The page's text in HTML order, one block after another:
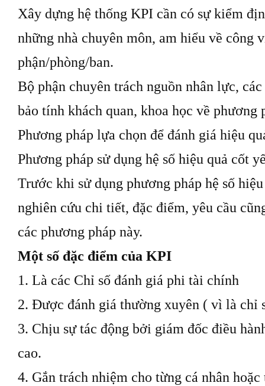
Xây dựng hệ thống KPI cần có sự kiểm
những nhà chuyên môn, am hiểu về công
phận/phòng/ban.
Bộ phận chuyên trách nguồn nhân lực,
bảo tính khách quan, khoa học về phương
Phương pháp lựa chọn để đánh giá hiệu
Phương pháp sử dụng hệ số hiệu quả cốt
Trước khi sử dụng phương pháp hệ số
nghiên cứu chi tiết, đặc điểm, yêu cầu
các phương pháp này.
Một số đặc điểm của KPI
1. Là các Chỉ số đánh giá phi tài chính
2. Được đánh giá thường xuyên ( vì là chỉ
3. Chịu sự tác động bởi giám đốc điều
cao.
4. Gắn trách nhiệm cho từng cá nhân